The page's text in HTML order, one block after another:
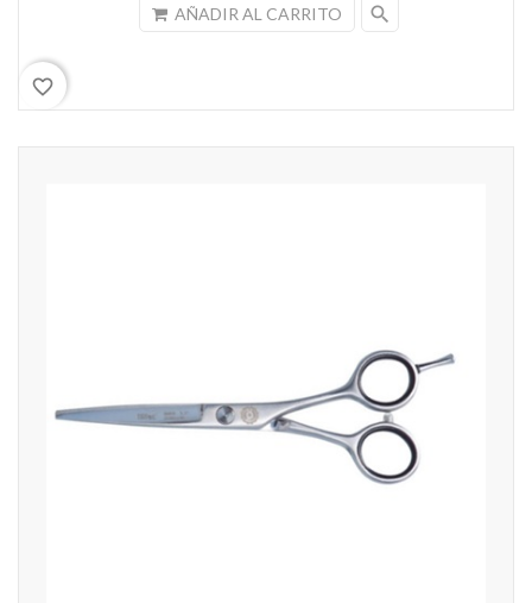
AÑADIR AL CARRITO search
favorite_border